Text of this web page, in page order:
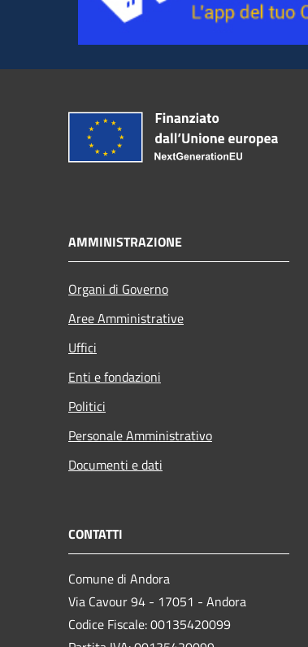
AMMINISTRAZIONE
Organi di Governo
Aree Amministrative
Uffici
Enti e fondazioni
Politici
Personale Amministrativo
Documenti e dati
CONTATTI
Comune di Andora
Via Cavour 94 - 17051 - Andora
Codice Fiscale: 00135420099